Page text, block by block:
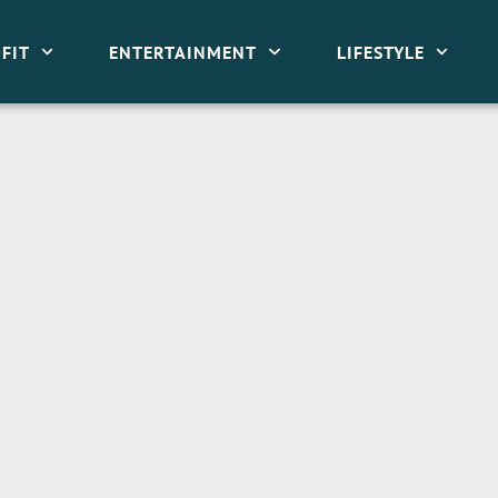
ENTERTAINMENT LIFESTYLE